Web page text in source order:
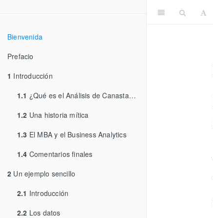
Bienvenida
Prefacio
1 Introducción
1.1 ¿Qué es el Análisis de Canastas de Compra?
1.2 Una historia mítica
1.3 El MBA y el Business Analytics
1.4 Comentarios finales
2 Un ejemplo sencillo
2.1 Introducción
2.2 Los datos